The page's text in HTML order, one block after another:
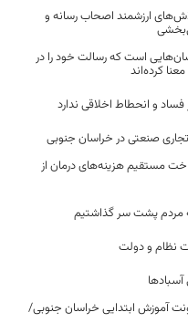
ارزشمند اصحاب رسانه و
است که رسالت خود را در
کرده‌اند
و انحطاط اخلاقی ندارد
تجاری صنعتی در خراسان جنوبی
مستقیم هزینه‌های درمان از
مردم پشت سر گذاشتیم
نظام و دولت
آموزش ابتدایی خراسان جنوبی/